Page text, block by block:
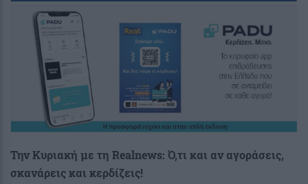
Την Κυριακή με τη Realnews: Ό,τι και αν αγοράσεις,
σκανάρεις και κερδίζεις!